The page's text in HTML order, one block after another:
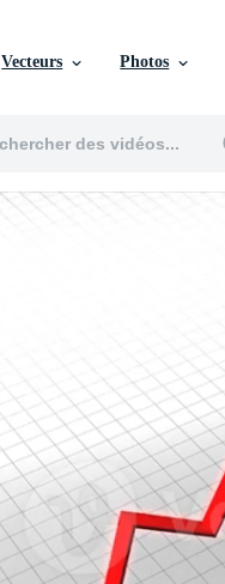
Vecteurs Photos